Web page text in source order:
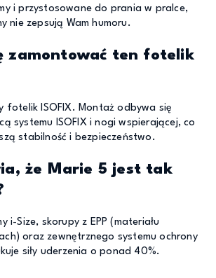
i przystosowane do prania w pralce,
nie zepsują Wam humoru.
zamontować ten fotelik
fotelik ISOFIX. Montaż odbywa się
systemu ISOFIX i nogi wspierającej, co
stabilność i bezpieczeństwo.
że Marie 5 jest tak
i-Size, skorupy z EPP (materiału
oraz zewnętrznego systemu ochrony
siły uderzenia o ponad 40%.